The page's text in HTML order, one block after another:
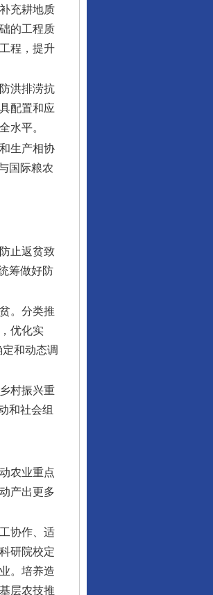
充耕地质
的工程质
程，提升
洪排涝抗
配置和应
水平。
生产相协
国际粮农
止返贫致
筹做好防
。分类推
优化实
和动态调
村振兴重
和社会组
农业重点
产出更多
协作、适
研院校定
。培养造
层农技推